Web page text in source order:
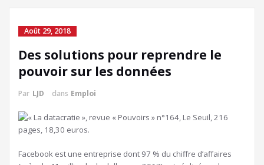
Août 29, 2018
Des solutions pour reprendre le
pouvoir sur les données
Par LJD dans Emploi
Facebook est une entreprise dont 97 % du chiffre d’affaires